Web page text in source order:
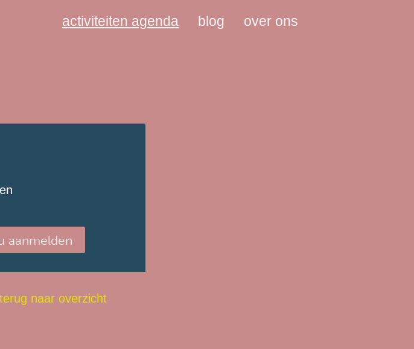
activiteiten agenda blog over ons
aanmelden
terug naar overzicht